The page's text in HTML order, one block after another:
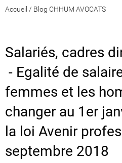
Accueil / Blog CHHUM AVOCATS
Salariés, cadres
- Egalité de
femmes et les
changer au 1er
la loi Avenir
septembre 2018